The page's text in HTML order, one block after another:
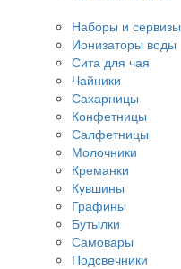
Наборы и сервизы
Ионизаторы воды
Сита для чая
Чайники
Сахарницы
Конфетницы
Салфетницы
Молочники
Креманки
Кувшины
Графины
Бутылки
Самовары
Подсвечники